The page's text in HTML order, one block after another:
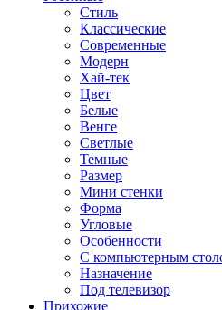
Стиль
Классические
Современные
Модерн
Хай-тек
Цвет
Белые
Венге
Светлые
Темные
Размер
Мини стенки
Форма
Угловые
Особенности
С компьютерным
Назначение
Под телевизор
Прихожие